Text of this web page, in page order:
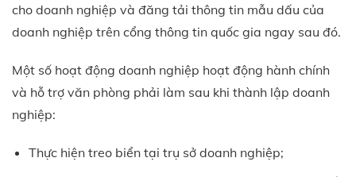
cho doanh nghiệp và đăng tải thông tin mẫu dấu của
doanh nghiệp trên cổng thông tin quốc gia ngay sau đó.
Một số hoạt động doanh nghiệp hoạt động hành chính
và hỗ trợ văn phòng phải làm sau khi thành lập doanh
nghiệp:
Thực hiện treo biển tại trụ sở doanh nghiệp;